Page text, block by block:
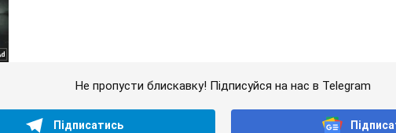
Не пропусти блискавку! Підписуйся на нас в Telegram
Підписатись